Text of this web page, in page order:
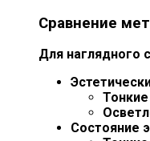
Сравнение
Для наглядного
Состояние